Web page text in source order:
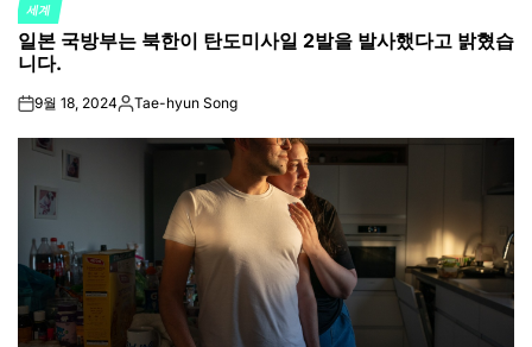
POSTED
IN
세계
일본 국방부는 북한이 탄도미사일 2발을 발사했다고 밝혔습
니다.
on9월 18, 2024Posted
Tae-hyun Song